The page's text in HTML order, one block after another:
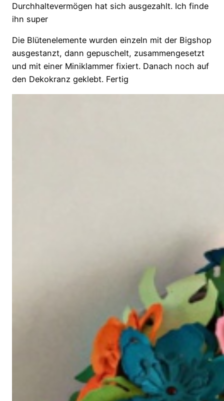
Durchhaltevermögen hat sich ausgezahlt. Ich finde
ihn super
Die Blütenelemente wurden einzeln mit der Bigshop
ausgestanzt, dann gepuschelt, zusammengesetzt
und mit einer Miniklammer fixiert. Danach noch auf
den Dekokranz geklebt. Fertig